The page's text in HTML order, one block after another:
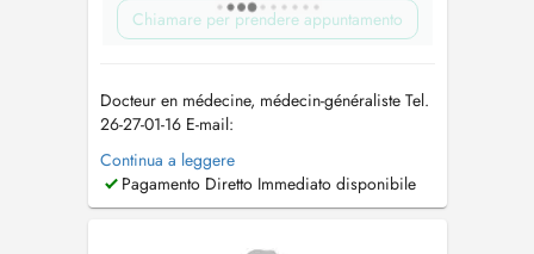
Chiamare per prendere appuntamento
Docteur en médecine, médecin-généraliste Tel.
26-27-01-16 E-mail:
allgemeinmediziner_lux@outlook.com
meiner Praxis biete ich eine umfassende
medizinische Betreuung im Bereich der
individuellen Versorgung, die sowohl
Continua a leggere
Pagamento Diretto Immediato disponibile